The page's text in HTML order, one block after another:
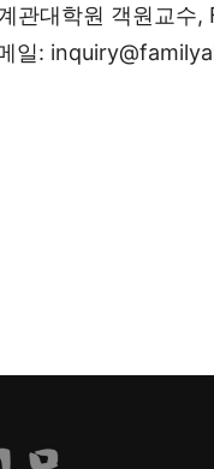
관대학원 객원교수
일: